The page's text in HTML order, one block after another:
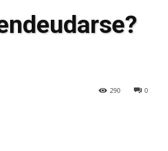
0
290